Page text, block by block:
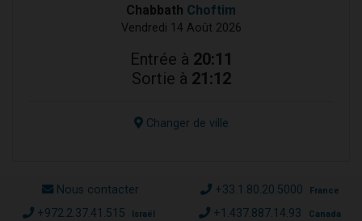
Chabbath Choftim
Vendredi 14 Août 2026
Entrée à 20:11
Sortie à 21:12
Changer de ville
Nous contacter +33.1.80.20.5000 France
+972.2.37.41.515 Israël +1.437.887.14.93 Canada